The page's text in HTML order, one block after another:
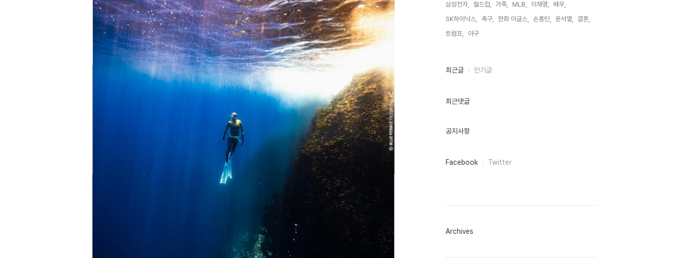
삼성전자,
월드컵, 가족, MLB, 이재명,
배우,
SK하이닉스,
축구, 한화 이글스, 손흥민, 윤석열,
결혼,
트럼프,
야구,
최
인
최근글 인기글
최근댓글
공지사항
페
그
Facebook Twitter
Archives